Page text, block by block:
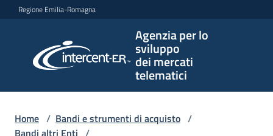
Vai al contenuto
Vai alla navigazione
Vai al footer
Regione Emilia-Romagna
Agenzia per lo
sviluppo
dei mercati
telematici
per lo
sviluppo
telematici
Home / Bandi e strumenti di acquisto /
Bandi altri Enti /